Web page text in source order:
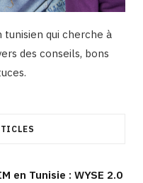
qui cherche à
des conseils, bons
en Tunisie : WYSE 2.0